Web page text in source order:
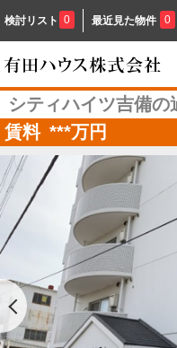
検討リスト 0 最近見た物件 0
シティハイツ吉備の
賃料 ***万円